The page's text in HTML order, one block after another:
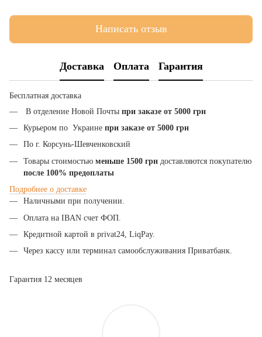
Написать отзыв
Доставка Оплата Гарантия
Бесплатная доставка
В отделение Новой Почты при заказе от 5000 грн
Курьером по Украине при заказе от 5000 грн
По г. Корсунь-Шевченковский
Товары стоимостью меньше 1500 грн доставляются покупателю
после 100% предоплаты
Подробнее о доставке
Наличными при получении.
Оплата на IBAN счет ФОП.
Кредитной картой в privat24, LiqPay.
Через кассу или терминал самообслуживания Приватбанк.
Гарантия 12 месяцев